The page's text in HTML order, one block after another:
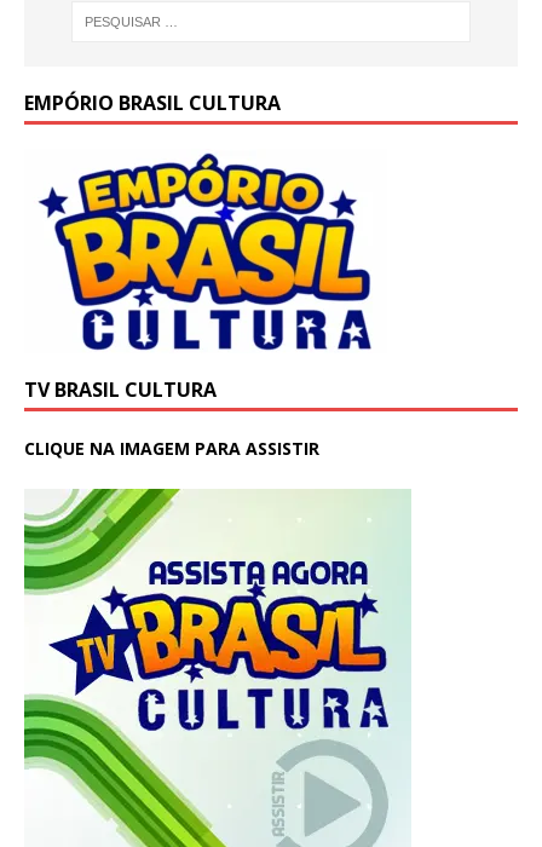
EMPÓRIO BRASIL CULTURA
TV BRASIL CULTURA
CLIQUE NA IMAGEM PARA ASSISTIR